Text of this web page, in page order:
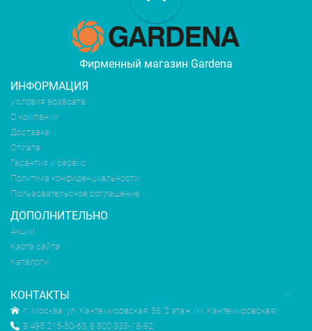
Фирменный магазин Gardena
ИНФОРМАЦИЯ
Условия возврата
О компании
Доставка
Оплата
Гарантия и сервис
Политика конфиденциальности
Пользовательское соглашение
ДОПОЛНИТЕЛЬНО
Акции
Карта сайта
Каталоги
КОНТАКТЫ
г. Москва, ул. Кантемировская, 58, 2 этаж (м. Кантемировская)
8 495 215-50-63, 8 800 333-18-92